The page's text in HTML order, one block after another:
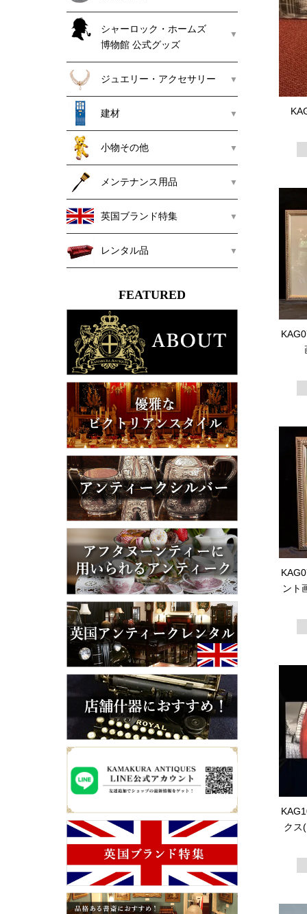
シャーロック・ホームズ
博物館 公式グッズ
ジュエリー・アクセサリー
建材
小物その他
メンテナンス用品
英国ブランド特集
レンタル品
FEATURED
ント
クス